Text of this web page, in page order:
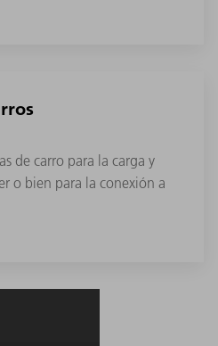
de carro para la carga y
o bien para la conexión a